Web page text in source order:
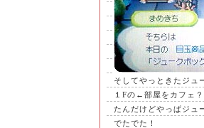
そしてやっときたジュ
１Fの←部屋をカフェ
たんだけどやっぱジュ
でたでた！